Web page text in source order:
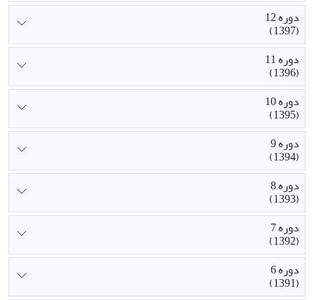
دوره 12
(1397)
دوره 11
(1396)
دوره 10
(1395)
دوره 9
(1394)
دوره 8
(1393)
دوره 7
(1392)
دوره 6
(1391)